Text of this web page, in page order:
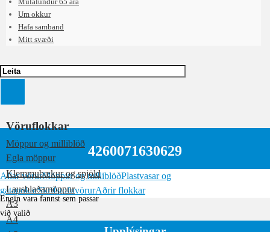
Um okkur
Hafa samband
Mitt svæði
Vöruflokkar
Möppur og milliblöð
Egla möppur
Klemmubækur og spjöld
Lausblaðamöppur
A3
A4
4260071630629
Allar vörurMöppur og milliblöðPlastvasar og
gatapokarSkrifstofuvörurAðrir flokkar
Engin vara fannst sem passar
við valið